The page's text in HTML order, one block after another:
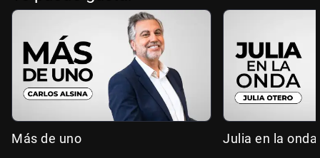
Más de uno Julia en la onda